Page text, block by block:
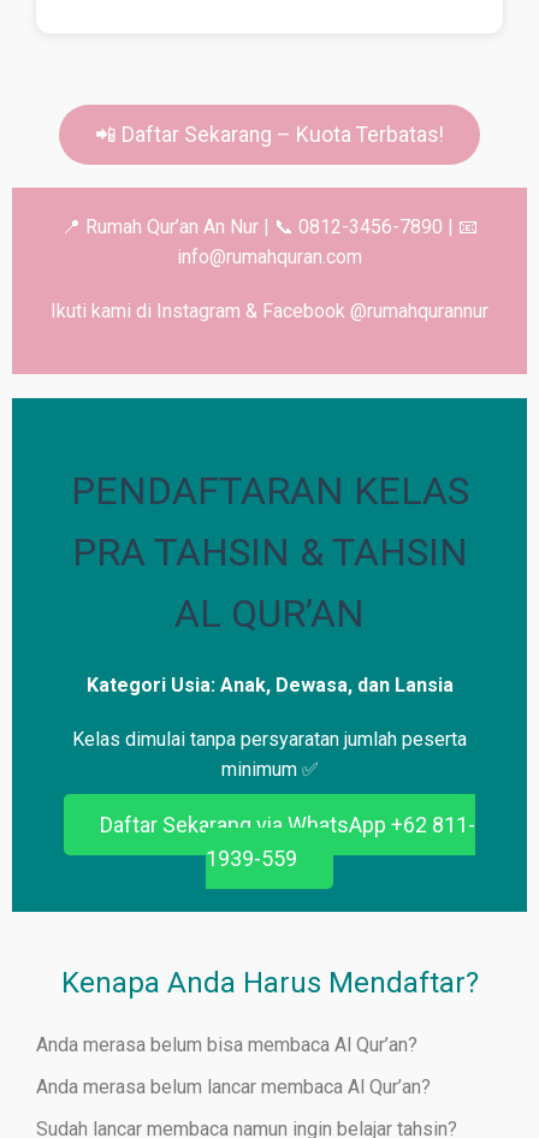
📲 Daftar Sekarang – Kuota Terbatas!
📍 Rumah Qur’an An Nur | 📞 0812-3456-7890 | 📧
info@rumahquran.com
Ikuti kami di Instagram & Facebook @rumahqurannur
PENDAFTARAN KELAS
PRA TAHSIN & TAHSIN
AL QUR’AN
Kategori Usia: Anak, Dewasa, dan Lansia
Kelas dimulai tanpa persyaratan jumlah peserta
minimum ✅
Daftar Sekarang via WhatsApp +62 811-
1939-559
Kenapa Anda Harus Mendaftar?
Anda merasa belum bisa membaca Al Qur’an?
Anda merasa belum lancar membaca Al Qur’an?
Sudah lancar membaca namun ingin belajar tahsin?